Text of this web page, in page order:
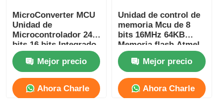
Antena de la comunicación
Conector
Chip de gestión de energía
MicroConverter MCU
Unidad de
Microcontrolador 24
bits 16 bits Integrado
62KB
ADuC847BSZ62-5
Mejor precio
Ahora Charle
Unidad de control de
memoria Mcu de 8
bits 16MHz 64KB
Memoria flash Atmel
Chip ATMEGA64A-AU
Mejor precio
Ahora Charle